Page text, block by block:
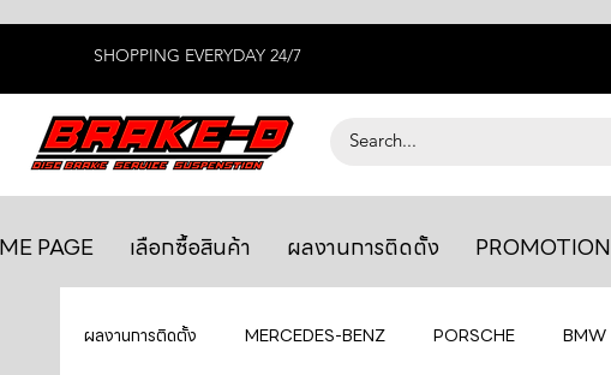
SHOPPING EVERYDAY 24/7
PAGE เลือกซื้อสินค้า ผลงานการติดตั้ง PROMOTION
ผลงานการติดตั้ง MERCEDES-BENZ PORSCHE BMW